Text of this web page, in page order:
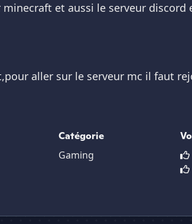
et aussi le serveur discord
aller sur le serveur mc il faut
Catégorie
Gaming